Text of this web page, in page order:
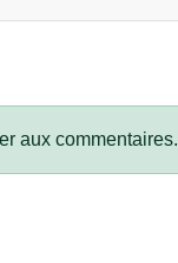
aux commentaires.